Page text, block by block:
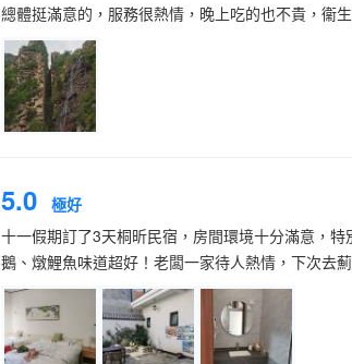
總體挺滿意的，服務很熱情，晚上吃的也不貴，衞
5.0 極好
十一假期訂了3天桐昕民宿，房間環境十分滿意，
鵝、燉鯉魚味道超好！老闆一家待人熱情，下次去